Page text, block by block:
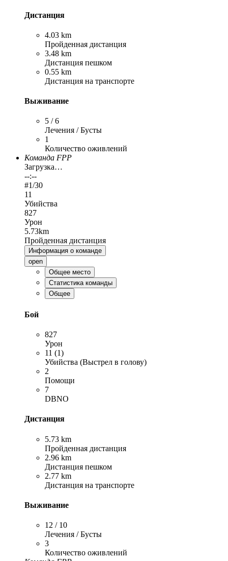
Дистанция
4.03 km
Пройденная дистанция
3.48 km
Дистанция пешком
0.55 km
Дистанция на транспорте
Выживание
5 / 6
Лечения / Бусты
1
Количество оживлений
Команда FPP
Загрузка…
--:--
#1/30
11
Убийства
827
Урон
5.73km
Пройденная дистанция
Информация о команде
open
Общее место
Статистика команды
Общее
Бой
827
Урон
11 (1)
Убийства (Выстрел в голову)
2
Помощи
7
DBNO
Дистанция
5.73 km
Пройденная дистанция
2.96 km
Дистанция пешком
2.77 km
Дистанция на транспорте
Выживание
12 / 10
Лечения / Бусты
3
Количество оживлений